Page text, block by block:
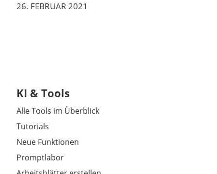
26. FEBRUAR 2021
KI & Tools
Alle Tools im Überblick
Tutorials
Neue Funktionen
Promptlabor